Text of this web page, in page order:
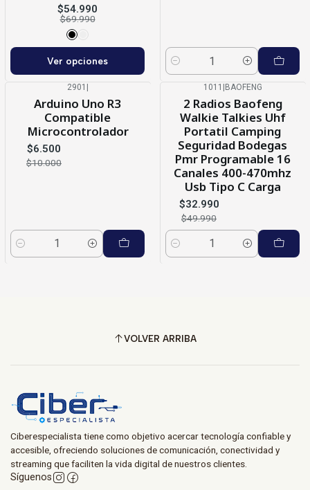
$54.990
$69.990
Ver opciones
Cantidad
2901
Arduino Uno R3
Compatible
Microcontrolador
$6.500
$10.000
Cantidad
1011 BAOFENG
2 Radios Baofeng
Walkie Talkies Uhf
Portatil Camping
Seguridad Bodegas
Pmr Programable 16
Canales 400-470mhz
Usb Tipo C Carga
$32.990
$49.990
Cantidad
VOLVER ARRIBA
Ciberespecialista tiene como objetivo acercar tecnología confiable y
accesible, ofreciendo soluciones de comunicación, conectividad y
streaming que faciliten la vida digital de nuestros clientes.
Síguenos